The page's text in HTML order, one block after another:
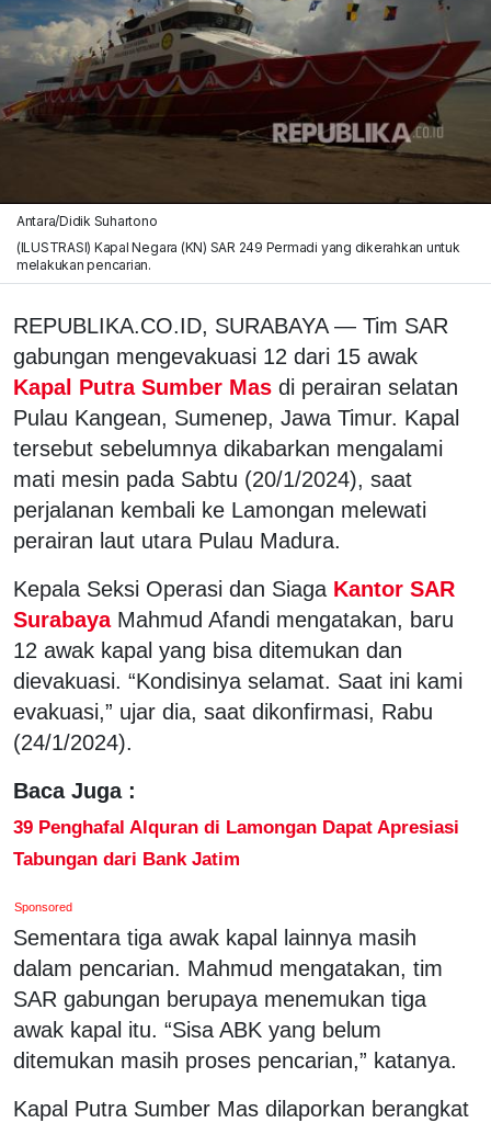
Antara/Didik Suhartono
(ILUSTRASI) Kapal Negara (KN) SAR 249 Permadi yang dikerahkan untuk
melakukan pencarian.
REPUBLIKA.CO.ID, SURABAYA — Tim SAR
gabungan mengevakuasi 12 dari 15 awak
Kapal Putra Sumber Mas di perairan selatan
Pulau Kangean, Sumenep, Jawa Timur. Kapal
tersebut sebelumnya dikabarkan mengalami
mati mesin pada Sabtu (20/1/2024), saat
perjalanan kembali ke Lamongan melewati
perairan laut utara Pulau Madura.
Kepala Seksi Operasi dan Siaga Kantor SAR
Surabaya Mahmud Afandi mengatakan, baru
12 awak kapal yang bisa ditemukan dan
dievakuasi. “Kondisinya selamat. Saat ini kami
evakuasi,” ujar dia, saat dikonfirmasi, Rabu
(24/1/2024).
Baca Juga :
39 Penghafal Alquran di Lamongan Dapat Apresiasi
Tabungan dari Bank Jatim
Sponsored
Sementara tiga awak kapal lainnya masih
dalam pencarian. Mahmud mengatakan, tim
SAR gabungan berupaya menemukan tiga
awak kapal itu. “Sisa ABK yang belum
ditemukan masih proses pencarian,” katanya.
Kapal Putra Sumber Mas dilaporkan berangkat